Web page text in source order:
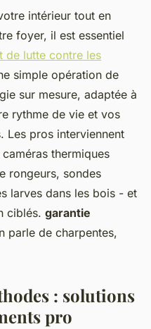
intérieur tout en
foyer, il est essentiel
de lutte contre les
simple opération de
sur mesure, adaptée à
rythme de vie et vos
Les pros interviennent
thermiques
rongeurs, sondes
larves dans les bois - et
ciblés. garantie
parle de charpentes,
: solutions
pro